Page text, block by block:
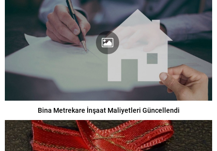
Bina Metrekare İnşaat Maliyetleri Güncellendi